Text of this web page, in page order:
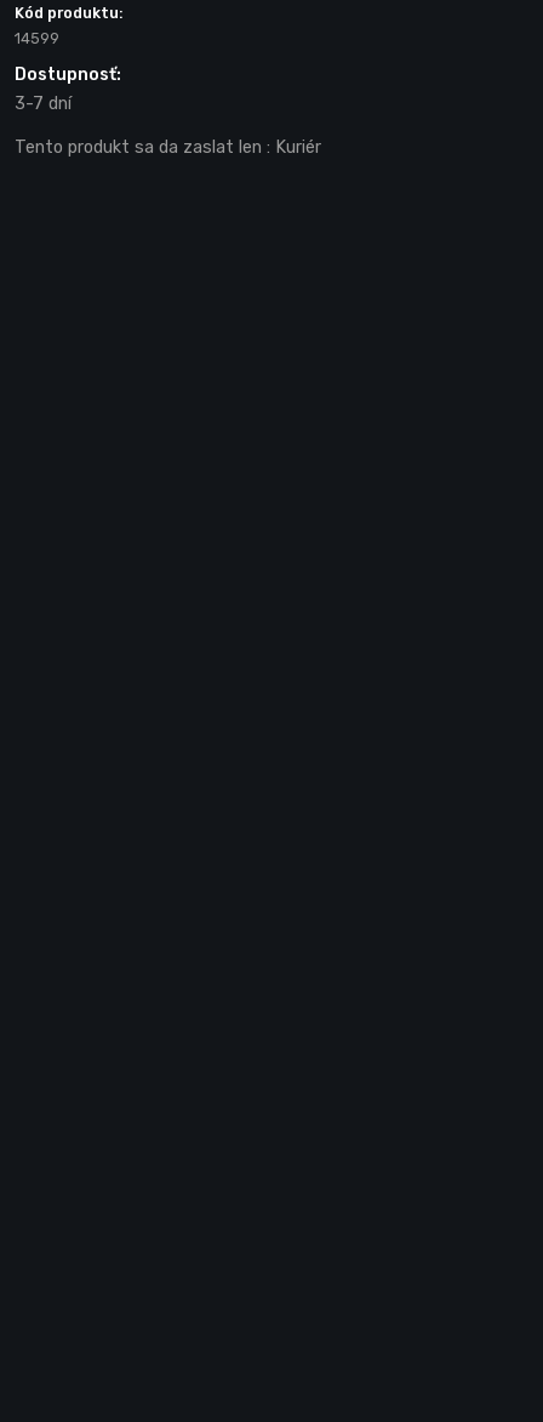
Kód produktu:
14599
Dostupnosť:
3-7 dní
Tento produkt sa da zaslat len : Kuriér